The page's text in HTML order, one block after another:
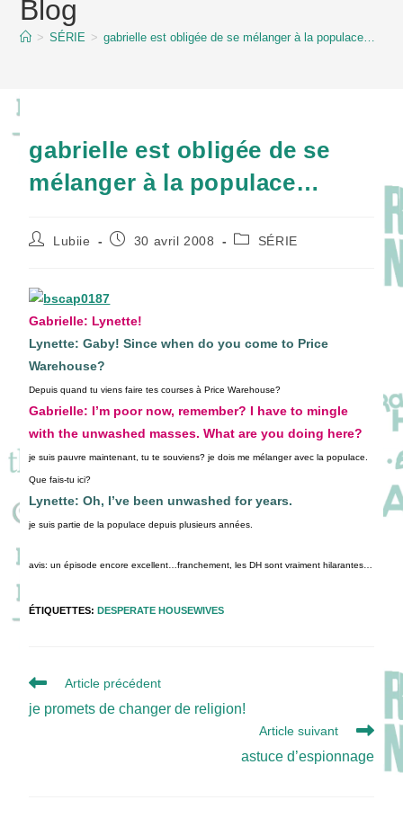
contentBlog
> SÉRIE > gabrielle est obligée de se mélanger à la populace…
gabrielle est obligée de se
mélanger à la populace…
Auteur/autrice
publication :
Lubiie
Publication
30 avril 2008
PostSÉRIE
Gabrielle: Lynette!
Lynette: Gaby! Since when do you come to Price
Warehouse?
Depuis quand tu viens faire tes courses à Price Warehouse?
Gabrielle: I’m poor now, remember? I have to mingle
with the unwashed masses. What are you doing here?
je suis pauvre maintenant, tu te souviens? je dois me mélanger avec la populace.
Que fais-tu ici?
Lynette: Oh, I’ve been unwashed for years.
je suis partie de la populace depuis plusieurs années.
avis: un épisode encore excellent…franchement, les DH sont vraiment hilarantes…
ÉTIQUETTES:DESPERATE HOUSEWIVES
Read
articles
Article précédent
je promets de changer de religion!
Article suivant
astuce d’espionnage